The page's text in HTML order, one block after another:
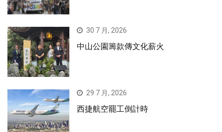
30 7 月, 2026
中山公園籌款傳文化薪火
29 7 月, 2026
西捷航空罷工倒計時